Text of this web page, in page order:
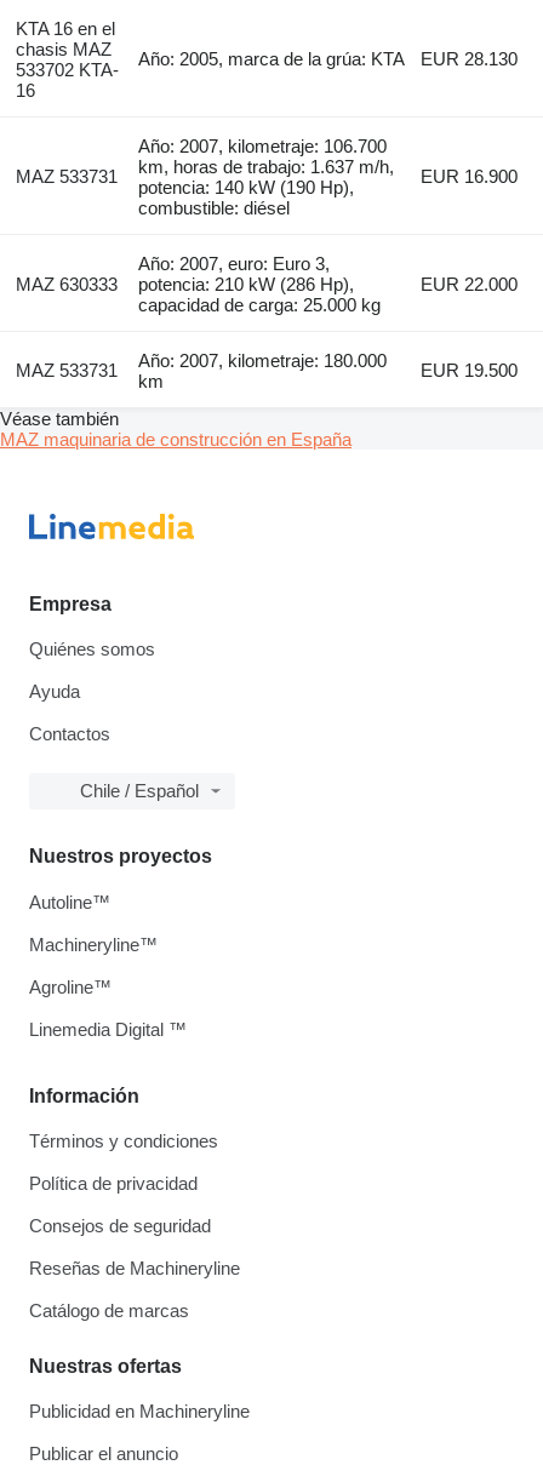
KTA 16 en el
chasis MAZ
533702 KTA-
16
Año: 2005, marca de la grúa: KTA EUR 28.130
MAZ 533731
Año: 2007, kilometraje: 106.700
km, horas de trabajo: 1.637 m/h,
potencia: 140 kW (190 Hp),
combustible: diésel
EUR 16.900
MAZ 630333
Año: 2007, euro: Euro 3,
potencia: 210 kW (286 Hp),
capacidad de carga: 25.000 kg
EUR 22.000
MAZ 533731
Año: 2007, kilometraje: 180.000
km
EUR 19.500
Véase también
MAZ maquinaria de construcción en España
Empresa
Quiénes somos
Ayuda
Contactos
Chile / Español
Información
Términos y condiciones
Política de privacidad
Consejos de seguridad
Reseñas de Machineryline
Catálogo de marcas
Nuestras ofertas
Publicidad en Machineryline
Publicar el anuncio
Nuestros proyectos
Autoline™
Machineryline™
Agroline™
Linemedia Digital ™